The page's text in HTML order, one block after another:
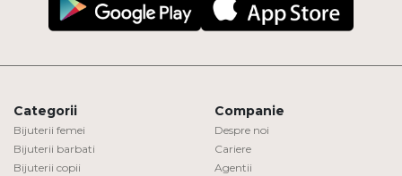
Categorii
Bijuterii femei
Bijuterii barbati
Bijuterii copii
Companie
Despre noi
Cariere
Agentii